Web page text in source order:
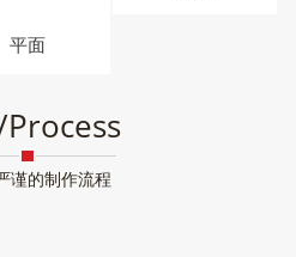
平面
谨的制作流程